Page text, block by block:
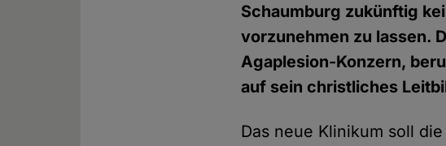
Schaumburg zukünftig
vorzunehmen zu lassen.
Agaplesion-Konzern,
auf sein christliches
Das neue Klinikum soll